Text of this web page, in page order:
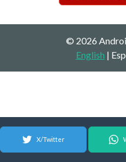
© 2026
English |
X/Twitter